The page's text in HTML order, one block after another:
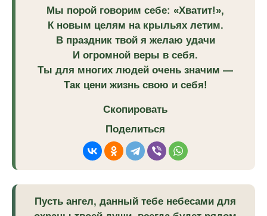
Мы порой говорим себе: «Хватит!»,
К новым целям на крыльях летим.
В праздник твой я желаю удачи
И огромной веры в себя.
Ты для многих людей очень значим —
Так цени жизнь свою и себя!
Скопировать
Поделиться
Пусть ангел, данный тебе небесами для